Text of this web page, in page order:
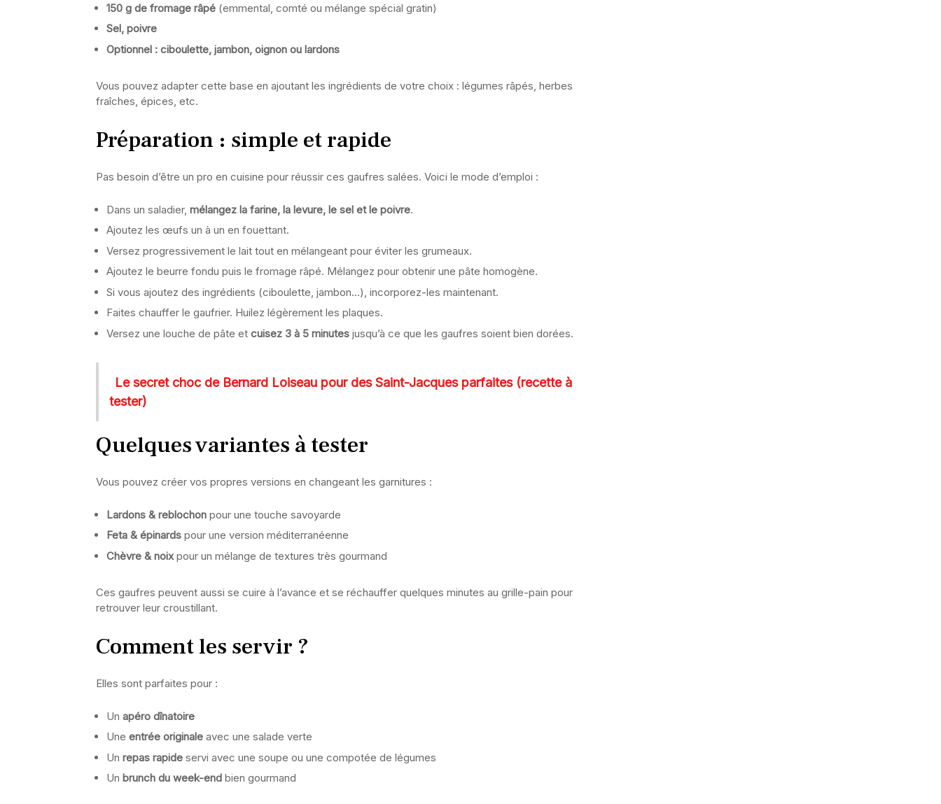
150 g de fromage râpé (emmental, comté ou mélange spécial gratin)
Sel, poivre
Optionnel : ciboulette, jambon, oignon ou lardons
Vous pouvez adapter cette base en ajoutant les ingrédients de votre choix : légumes râpés, herbes
fraîches, épices, etc.
Préparation : simple et rapide
Pas besoin d’être un pro en cuisine pour réussir ces gaufres salées. Voici le mode d’emploi :
Dans un saladier, mélangez la farine, la levure, le sel et le poivre.
Ajoutez les œufs un à un en fouettant.
Versez progressivement le lait tout en mélangeant pour éviter les grumeaux.
Ajoutez le beurre fondu puis le fromage râpé. Mélangez pour obtenir une pâte homogène.
Si vous ajoutez des ingrédients (ciboulette, jambon…), incorporez-les maintenant.
Faites chauffer le gaufrier. Huilez légèrement les plaques.
Versez une louche de pâte et cuisez 3 à 5 minutes jusqu’à ce que les gaufres soient bien dorées.
Le secret choc de Bernard Loiseau pour des Saint-Jacques parfaites (recette à
tester)
Quelques variantes à tester
Vous pouvez créer vos propres versions en changeant les garnitures :
Lardons & reblochon pour une touche savoyarde
Feta & épinards pour une version méditerranéenne
Chèvre & noixpour un mélange de textures très gourmand
Ces gaufres peuvent aussi se cuire à l’avance et se réchauffer quelques minutes au grille-pain pour
retrouver leur croustillant.
Comment les servir ?
Elles sont parfaites pour :
Un apéro dînatoire
Une entrée originale avec une salade verte
Un repas rapide servi avec une soupe ou une compotée de légumes
Un brunch du week-end bien gourmand